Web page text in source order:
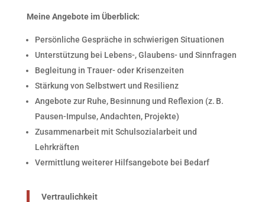
Meine Angebote im Überblick:
Persönliche Gespräche in schwierigen Situationen
Unterstützung bei Lebens-, Glaubens- und Sinnfragen
Begleitung in Trauer- oder Krisenzeiten
Stärkung von Selbstwert und Resilienz
Angebote zur Ruhe, Besinnung und Reflexion (z. B.
Pausen-Impulse, Andachten, Projekte)
Zusammenarbeit mit Schulsozialarbeit und
Lehrkräften
Vermittlung weiterer Hilfsangebote bei Bedarf
Vertraulichkeit